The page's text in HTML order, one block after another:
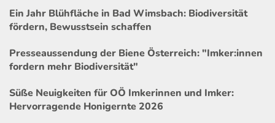
Ein Jahr Blühfläche in Bad Wimsbach: Biodiversität
fördern, Bewusstsein schaffen
Presseaussendung der Biene Österreich: "Imker:innen
fordern mehr Biodiversität"
Süße Neuigkeiten für OÖ Imkerinnen und Imker:
Hervorragende Honigernte 2026